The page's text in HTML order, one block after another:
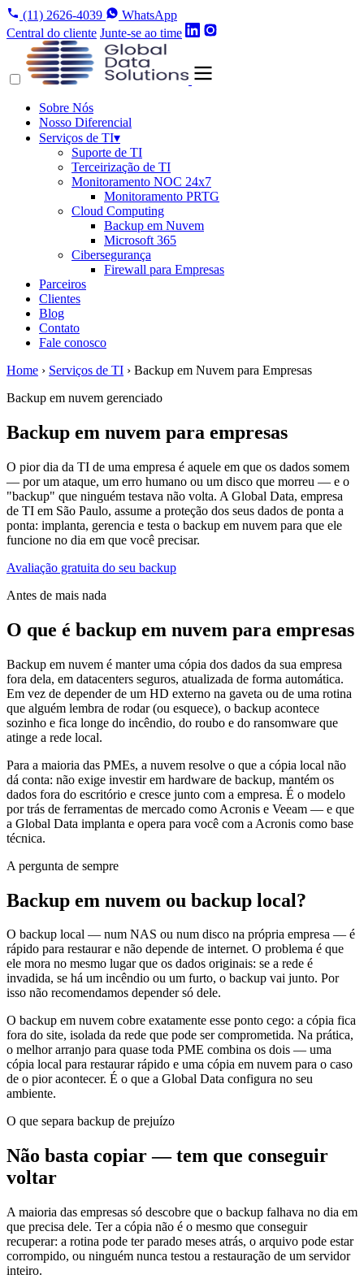
(11) 2626-4039
WhatsApp
Central do cliente Junte-se ao time
Sobre Nós
Nosso Diferencial
Serviços de TI▾
Suporte de TI
Terceirização de TI
Monitoramento NOC 24x7
Monitoramento PRTG
Cloud Computing
Backup em Nuvem
Microsoft 365
Cibersegurança
Firewall para Empresas
Parceiros
Clientes
Blog
Contato
Fale conosco
Home › Serviços de TI › Backup em Nuvem para Empresas
Backup em nuvem gerenciado
Backup em nuvem para empresas
O pior dia da TI de uma empresa é aquele em que os dados somem
— por um ataque, um erro humano ou um disco que morreu — e o
"backup" que ninguém testava não volta. A Global Data, empresa
de TI em São Paulo, assume a proteção dos seus dados de ponta a
ponta: implanta, gerencia e testa o backup em nuvem para que ele
funcione no dia em que você precisar.
Avaliação gratuita do seu backup
Antes de mais nada
O que é backup em nuvem para empresas
Backup em nuvem é manter uma cópia dos dados da sua empresa
fora dela, em datacenters seguros, atualizada de forma automática.
Em vez de depender de um HD externo na gaveta ou de uma rotina
que alguém lembra de rodar (ou esquece), o backup acontece
sozinho e fica longe do incêndio, do roubo e do ransomware que
atinge a rede local.
Para a maioria das PMEs, a nuvem resolve o que a cópia local não
dá conta: não exige investir em hardware de backup, mantém os
dados fora do escritório e cresce junto com a empresa. É o modelo
por trás de ferramentas de mercado como Acronis e Veeam — e que
a Global Data implanta e opera para você com a Acronis como base
técnica.
A pergunta de sempre
Backup em nuvem ou backup local?
O backup local — num NAS ou num disco na própria empresa — é
rápido para restaurar e não depende de internet. O problema é que
ele mora no mesmo lugar que os dados originais: se a rede é
invadida, se há um incêndio ou um furto, o backup vai junto. Por
isso não recomendamos depender só dele.
O backup em nuvem cobre exatamente esse ponto cego: a cópia fica
fora do site, isolada da rede que pode ser comprometida. Na prática,
o melhor arranjo para quase toda PME combina os dois — uma
cópia local para restaurar rápido e uma cópia em nuvem para o caso
de o pior acontecer. É o que a Global Data configura no seu
ambiente.
O que separa backup de prejuízo
Não basta copiar — tem que conseguir
voltar
A maioria das empresas só descobre que o backup falhava no dia em
que precisa dele. Ter a cópia não é o mesmo que conseguir
recuperar: a rotina pode ter parado meses atrás, o arquivo pode estar
corrompido, ou ninguém nunca testou a restauração de um servidor
inteiro.